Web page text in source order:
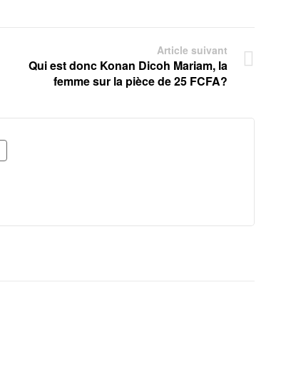
Article suivant
Qui est donc Konan Dicoh Mariam, la
femme sur la pièce de 25 FCFA?